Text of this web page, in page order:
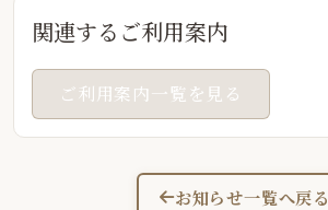
関連するご利用案内
ご利用案内一覧を見る
お知らせ一覧へ戻る